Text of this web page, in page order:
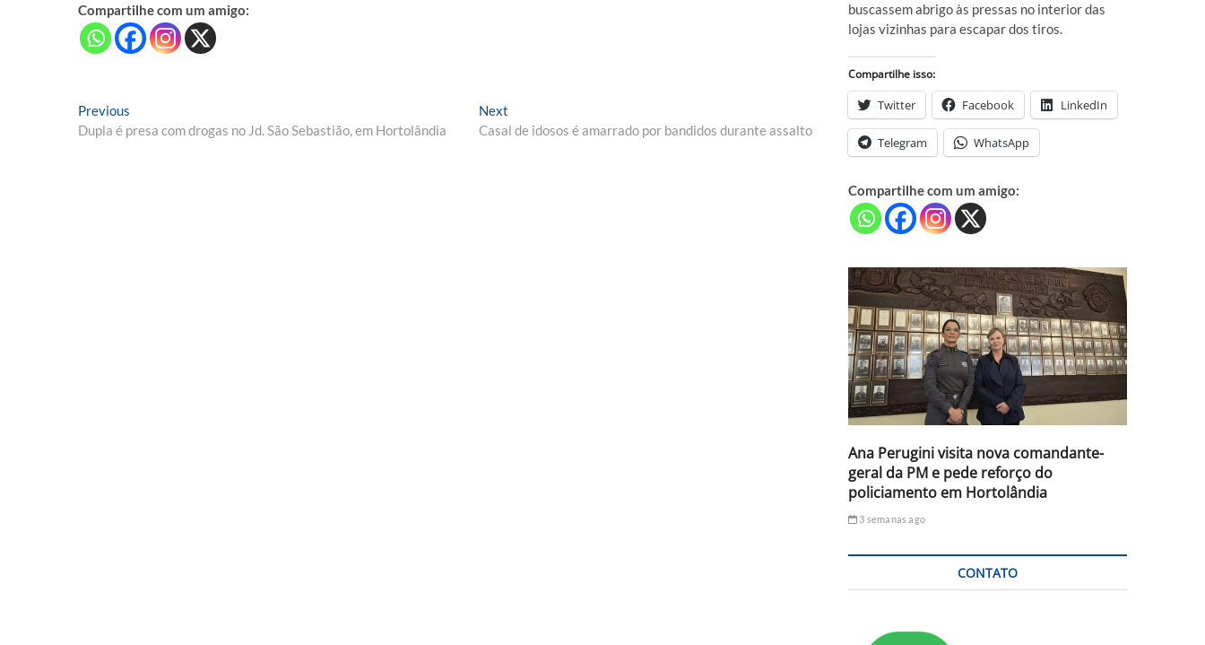
Compartilhe com um amigo:
Navegação
de
Previous
post:
Dupla é presa com drogas no Jd. São Sebastião, em Hortolândia
Next
post:
Casal de idosos é amarrado por bandidos durante assalto
buscassem abrigo às pressas no interior das
lojas vizinhas para escapar dos tiros.
Compartilhe isso:
Twitter Facebook LinkedIn
Telegram WhatsApp
Compartilhe com um amigo:
Ana Perugini visita nova comandante-
geral da PM e pede reforço do
policiamento em Hortolândia
3 semanas ago
CONTATO